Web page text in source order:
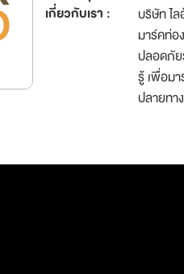
เกี่ยวกับเรา :
บริษัท ไล
มาร์คท่อ
ปลอดภัย
รู้ เพื่อม
ปลายทา